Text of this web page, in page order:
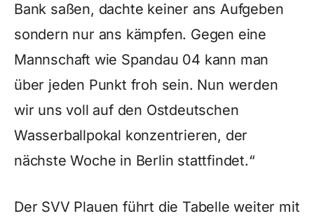
Bank saßen, dachte keiner ans Aufgeben
sondern nur ans kämpfen. Gegen eine
Mannschaft wie Spandau 04 kann man
über jeden Punkt froh sein. Nun werden
wir uns voll auf den Ostdeutschen
Wasserballpokal konzentrieren, der
nächste Woche in Berlin stattfindet.“
Der SVV Plauen führt die Tabelle weiter mit